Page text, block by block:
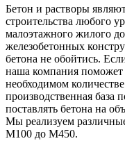
Бетон и растворы
строительства любого
малоэтажного жилого
железобетонных
бетона не обойтись.
наша компания поможет
необходимом
производственная база
поставлять бетона на
Мы реализуем
М100 до М450.